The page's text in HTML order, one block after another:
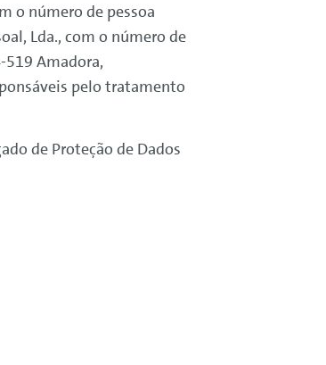
o número de pessoa
Lda., com o número de
519 Amadora,
pelo tratamento
de Proteção de Dados